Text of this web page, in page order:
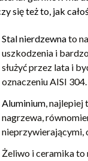
się też to, jak
Stal nierdzewnato
uszkodzenia i
służyć przez lata i
oznaczeniu AISI 304.
Aluminium, najlepiej
nagrzewa,
nieprzywierającymi,
Żeliwo i ceramika to